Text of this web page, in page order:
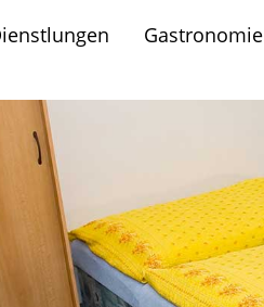
Gastronomie